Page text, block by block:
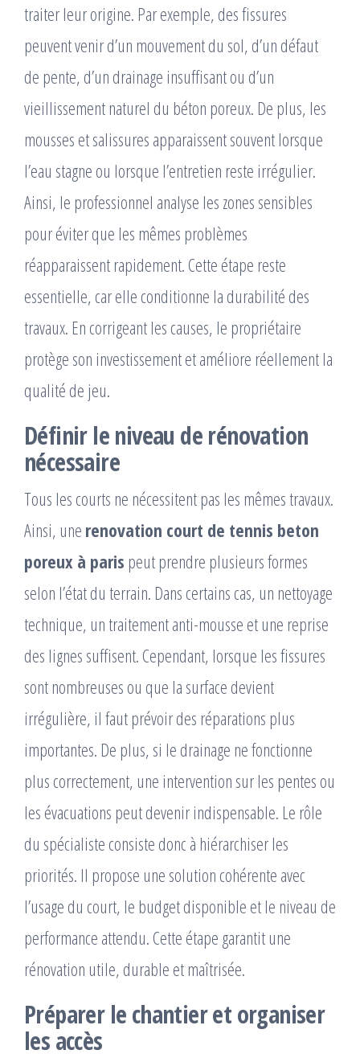
traiter leur origine. Par exemple, des fissures
peuvent venir d’un mouvement du sol, d’un défaut
de pente, d’un drainage insuffisant ou d’un
vieillissement naturel du béton poreux. De plus, les
mousses et salissures apparaissent souvent lorsque
l’eau stagne ou lorsque l’entretien reste irrégulier.
Ainsi, le professionnel analyse les zones sensibles
pour éviter que les mêmes problèmes
réapparaissent rapidement. Cette étape reste
essentielle, car elle conditionne la durabilité des
travaux. En corrigeant les causes, le propriétaire
protège son investissement et améliore réellement la
qualité de jeu.
Définir le niveau de rénovation
nécessaire
Tous les courts ne nécessitent pas les mêmes travaux.
Ainsi, une renovation court de tennis beton
poreux à paris peut prendre plusieurs formes
selon l’état du terrain. Dans certains cas, un nettoyage
technique, un traitement anti-mousse et une reprise
des lignes suffisent. Cependant, lorsque les fissures
sont nombreuses ou que la surface devient
irrégulière, il faut prévoir des réparations plus
importantes. De plus, si le drainage ne fonctionne
plus correctement, une intervention sur les pentes ou
les évacuations peut devenir indispensable. Le rôle
du spécialiste consiste donc à hiérarchiser les
priorités. Il propose une solution cohérente avec
l’usage du court, le budget disponible et le niveau de
performance attendu. Cette étape garantit une
rénovation utile, durable et maîtrisée.
Préparer le chantier et organiser
les accès